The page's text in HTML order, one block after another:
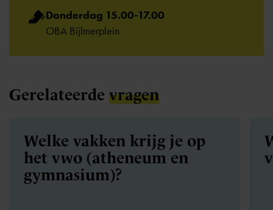
Donderdag 15.00-17.00
OBA Bijlmerplein
Gerelateerde vragen
Welke vakken krijg je op
het vwo (atheneum en
gymnasium)?